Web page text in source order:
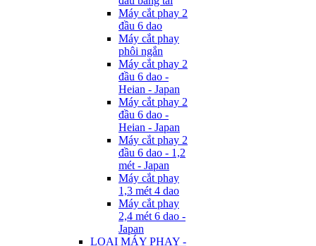
Máy cắt phay 2
đầu 6 dao
Máy cắt phay
phôi ngắn
Máy cắt phay 2
đầu 6 dao -
Heian - Japan
Máy cắt phay 2
đầu 6 dao -
Heian - Japan
Máy cắt phay 2
đầu 6 dao - 1,2
mét - Japan
Máy cắt phay
1,3 mét 4 dao
Máy cắt phay
2,4 mét 6 dao -
Japan
LOẠI MÁY PHAY -